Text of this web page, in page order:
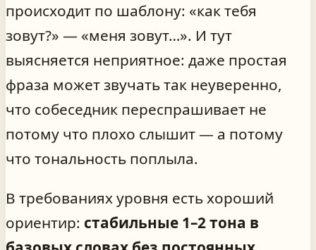
происходит по шаблону: «как тебя
зовут?» — «меня зовут…». И тут
выясняется неприятное: даже простая
фраза может звучать так неуверенно,
что собеседник переспрашивает не
потому что плохо слышит — а потому
что тональность поплыла.
В требованиях уровня есть хороший
ориентир: стабильные 1–2 тона в